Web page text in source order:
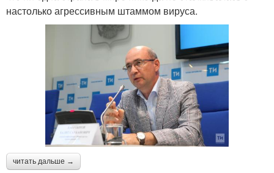
настолько агрессивным штаммом вируса.
читать дальше →